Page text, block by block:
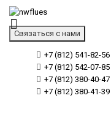
Связаться с нами
+7 (812) 541-82-56
+7 (812) 542-07-85
+7 (812) 380-40-47
+7 (812) 380-41-39